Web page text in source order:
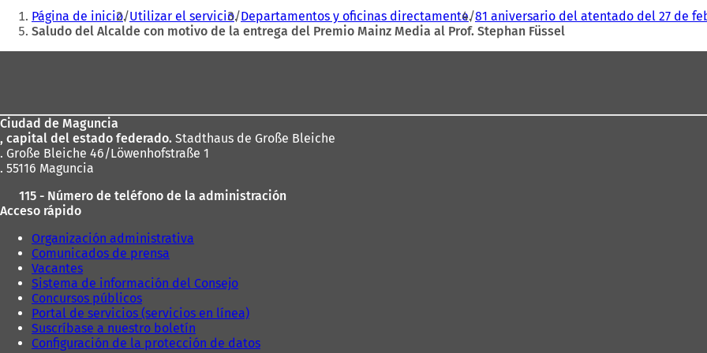
Estás
aquí:
Página de inicio Utilizar el servicio Departamentos y oficinas directamente 81 aniversario del atentado del 27 de
Saludo del Alcalde con motivo de la entrega del Premio Mainz Media al Prof. Stephan Füssel
pies
Ciudad de Maguncia
, capital del estado federado. Stadthaus de Große Bleiche
. Große Bleiche 46/Löwenhofstraße 1
. 55116 Maguncia
115 - Número de teléfono de la administración
Acceso rápido
Organización administrativa
Comunicados de prensa
Vacantes
Sistema de información del Consejo
Concursos públicos
Portal de servicios (servicios en línea)
Suscríbase a nuestro boletín
Configuración de la protección de datos